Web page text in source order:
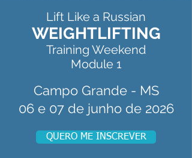
Lift Like a Russian
WEIGHTLIFTING
Training Weekend
Module 1
Campo Grande - MS
06 e 07 de junho de 2026
QUERO ME INSCREVER